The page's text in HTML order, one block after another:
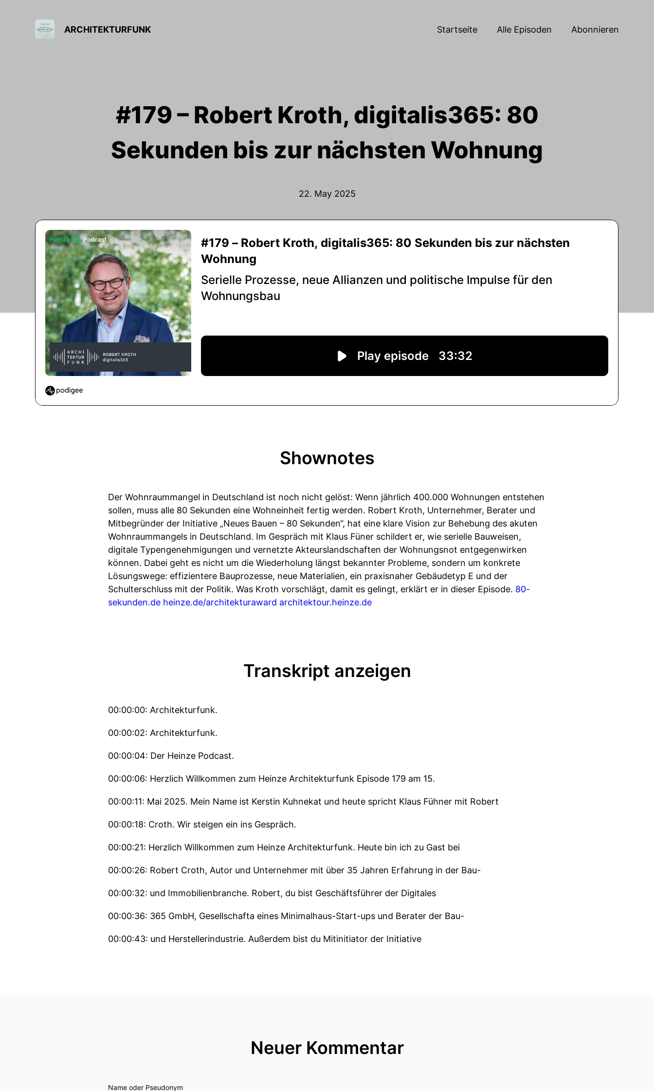
ARCHITEKTURFUNK Startseite Alle Episoden Abonnieren
#179 – Robert Kroth, digitalis365: 80
Sekunden bis zur nächsten Wohnung
22. May 2025
Shownotes
Der Wohnraummangel in Deutschland ist noch nicht gelöst: Wenn jährlich 400.000 Wohnungen entstehen
sollen, muss alle 80 Sekunden eine Wohneinheit fertig werden. Robert Kroth, Unternehmer, Berater und
Mitbegründer der Initiative „Neues Bauen – 80 Sekunden“, hat eine klare Vision zur Behebung des akuten
Wohnraummangels in Deutschland. Im Gespräch mit Klaus Füner schildert er, wie serielle Bauweisen,
digitale Typengenehmigungen und vernetzte Akteurslandschaften der Wohnungsnot entgegenwirken
können. Dabei geht es nicht um die Wiederholung längst bekannter Probleme, sondern um konkrete
Lösungswege: effizientere Bauprozesse, neue Materialien, ein praxisnaher Gebäudetyp E und der
Schulterschluss mit der Politik. Was Kroth vorschlägt, damit es gelingt, erklärt er in dieser Episode. 80-
sekunden.de heinze.de/architekturaward architektour.heinze.de
Transkript anzeigen
00:00:00: Architekturfunk.
00:00:02: Architekturfunk.
00:00:04: Der Heinze Podcast.
00:00:06: Herzlich Willkommen zum Heinze Architekturfunk Episode 179 am 15.
00:00:11: Mai 2025. Mein Name ist Kerstin Kuhnekat und heute spricht Klaus Fühner mit Robert
00:00:18: Croth. Wir steigen ein ins Gespräch.
00:00:21: Herzlich Willkommen zum Heinze Architekturfunk. Heute bin ich zu Gast bei
00:00:26: Robert Croth, Autor und Unternehmer mit über 35 Jahren Erfahrung in der Bau-
00:00:32: und Immobilienbranche. Robert, du bist Geschäftsführer der Digitales
00:00:36: 365 GmbH, Gesellschafta eines Minimalhaus-Start-ups und Berater der Bau-
00:00:43: und Herstellerindustrie. Außerdem bist du Mitinitiator der Initiative
00:01:06: in der Kantstraße 127. Was ist das hier?Neuer Kommentar
Name oder Pseudonym